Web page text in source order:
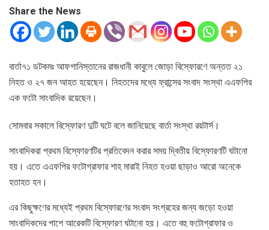
Share the News
বার্তা৭১ ডটকমঃ আফগানিস্তানের রাজধানী কাবুলে জোড়া বিস্ফোরণে অন্তত ২১
নিহত ও ২৭ জন আহত হয়েছেন। নিহতদের মধ্যে ফ্রান্সের সংবাদ সংস্থা এএফপির
এক ফটো সাংবাদিক রয়েছেন।
সোমবার সকালে বিস্ফোরণ দুটি ঘটে বলে জানিয়েছে বার্তা সংস্থা রয়টার্স।
সাংবাদিকরা প্রথম বিস্ফোরণটির প্রতিবেদন করার সময় দ্বিতীয় বিস্ফোরণটি ঘটানো
হয়। এতে এএফপির ফটোগ্রাফার শাহ মারাই নিহত হওয়া ছাড়াও আরো অনেকে
হতাহত হন।
এর কিছুক্ষণের মধ্যেই প্রথম বিস্ফোরণের সংবাদ সংগ্রহের জন্য জড়ো হওয়া
সাংবাদিকদের পাশে আরেকটি বিস্ফোরণ ঘটানো হয়। এতে বহু ফটোগ্রাফার ও